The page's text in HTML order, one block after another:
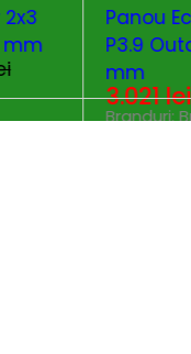
2x3
mm
-17%
Panou
P3.9
mm
3.021lei
Branduri: